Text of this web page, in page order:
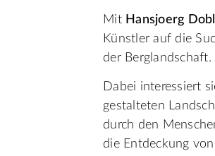
Mit Hansjoerg
Künstler auf die
der Berglandschaft.
Dabei interessiert
gestalteten
durch den
die Entdeckung